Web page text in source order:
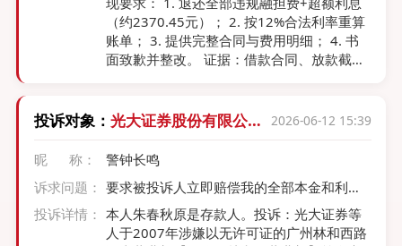
理范畴。设立全资子公司并认缴10亿元出
资，已构成一项具有法律约束力的投资行
为，其投资方向在设立之时即已确定。以“尚
资设立房地产开发公司 《保险资金投资不动
产暂行办法》第十六条：“保险公司投资不动
产，不得有下列行为：……（五）投资设立房
地产开发公司……” 悦海澜景公司经营范围首
项即为“房地产开发经营”，前海人寿100%持
股设立，完整构成该条款所禁止的行为。 同
类处罚参考：2021年，珠江人寿因违规投资
（约2370.45元）； 2. 按12%合法利率重算
账单； 3. 提供完整合同与费用明细； 4. 书
面致歉并整改。 证据：借款合同、放款截
投诉对象： 光大证券股份有限公司
2026-06-12 15:39
昵 称：
警钟长鸣
诉求问题： 要求被投诉人立即赔偿我的全部本金和利息
款。
投诉详情： 本人朱春秋原是存款人。投诉：光大证券等
人于2007年涉嫌以无许可证的广州林和西路